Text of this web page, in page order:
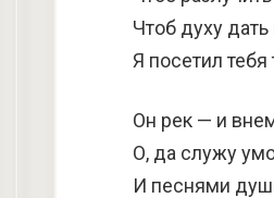
Чтоб духу дать
Я посетил
Он рек — и
О, да служу
И песнями